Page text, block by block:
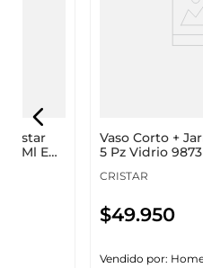
Cristar
Ml En
Vaso Corto +
5 Pz Vidrio
CRISTAR
$49.950
Vendido por: